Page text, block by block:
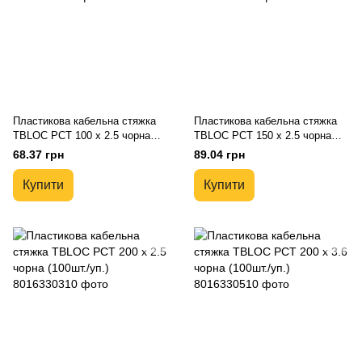
Пластикова кабельна стяжка
TBLOC PCT 100 x 2.5 чорна
(100 шт./уп.)
68.37 грн
Купити
Пластикова кабельна стяжка
TBLOC PCT 150 x 2.5 чорна
(100шт./уп.)
89.04 грн
Купити